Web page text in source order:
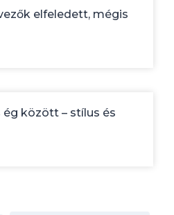
elfeledett, mégis
ég között – stílus és